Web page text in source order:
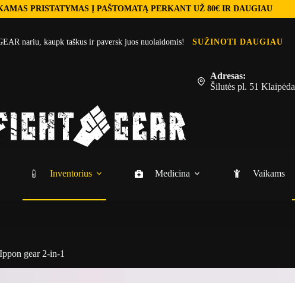
PRISTATYMAS Į PAŠTOMATĄ PERKANT UŽ 80€ IR DAUGIAU
nariu, kaupk taškus ir paversk juos nuolaidomis! SUŽINOTI DAUGIAU
Adresas:
Šilutės pl. 51 Klaipėda
Inventorius Medicina Vaikams
gear 2-in-1